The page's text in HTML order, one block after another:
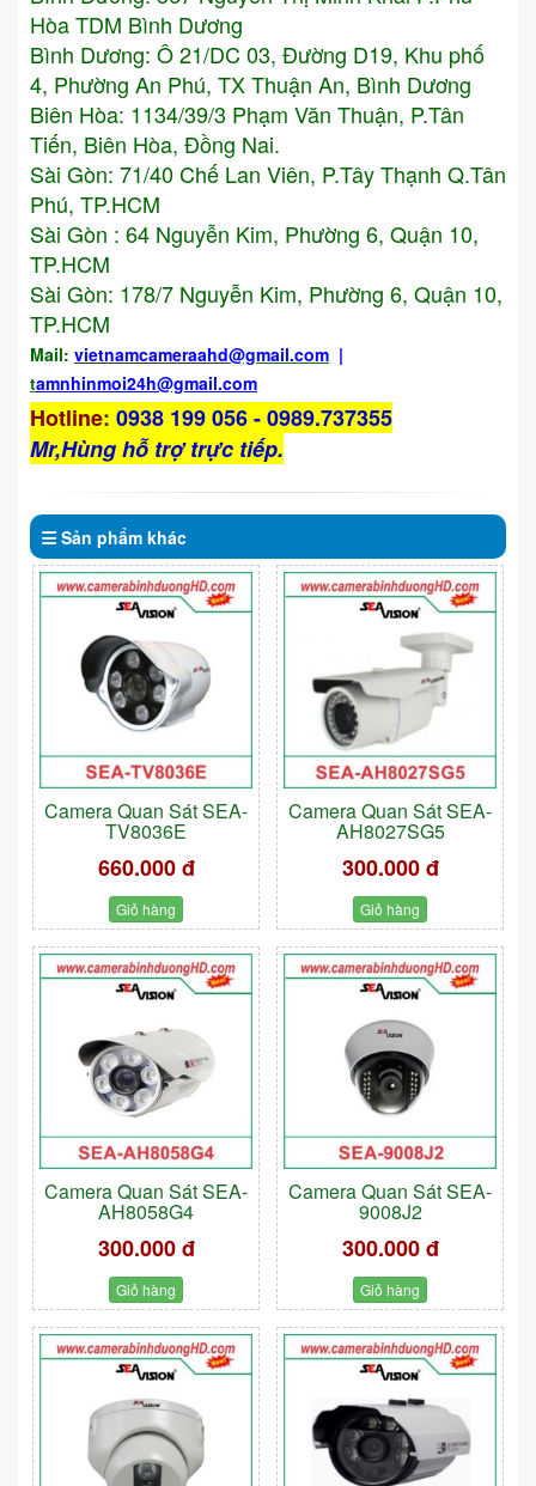
Hòa TDM Bình Dương
Bình Dương: Ô 21/DC 03, Đường D19, Khu phố
4, Phường An Phú, TX Thuận An, Bình Dương
Biên Hòa: 1134/39/3 Phạm Văn Thuận, P.Tân
Tiến, Biên Hòa, Đồng Nai.
Sài Gòn: 71/40 Chế Lan Viên, P.Tây Thạnh Q.Tân
Phú, TP.HCM
Sài Gòn : 64 Nguyễn Kim, Phường 6, Quận 10,
TP.HCM
Sài Gòn: 178/7 Nguyễn Kim, Phường 6, Quận 10,
TP.HCM
Mail: vietnamcameraahd@gmail.com |
tamnhinmoi24h@gmail.com
Hotline: 0938 199 056 - 0989.737355
Mr,Hùng hỗ trợ trực tiếp.
Sản phẩm khác
Camera Quan Sát SEA-
TV8036E
660.000 đ
Giỏ hàng
Camera Quan Sát SEA-
AH8027SG5
300.000 đ
Giỏ hàng
Camera Quan Sát SEA-
AH8058G4
300.000 đ
Giỏ hàng
Camera Quan Sát SEA-
9008J2
300.000 đ
Giỏ hàng